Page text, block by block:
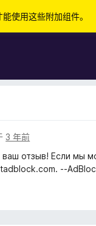
能使用这些附加组件。
3 年前
ваш отзыв! Если мы
--